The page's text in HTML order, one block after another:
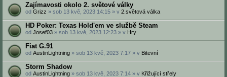
Zajímavosti okolo 2. světové války
od Grizz » sob 13 kvě, 2023 14:15 » v 2.světová válka
HD Poker: Texas Hold'em ve službě Steam
od Josef03 » sob 13 kvě, 2023 12:23 » v Hry
Fiat G.91
od AustinLightning » sob 13 kvě, 2023 7:17 » v Bitevní
Storm Shadow
od AustinLightning » sob 13 kvě, 2023 7:14 » v Křižující střely